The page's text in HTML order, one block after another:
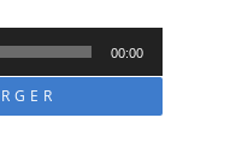
00:00